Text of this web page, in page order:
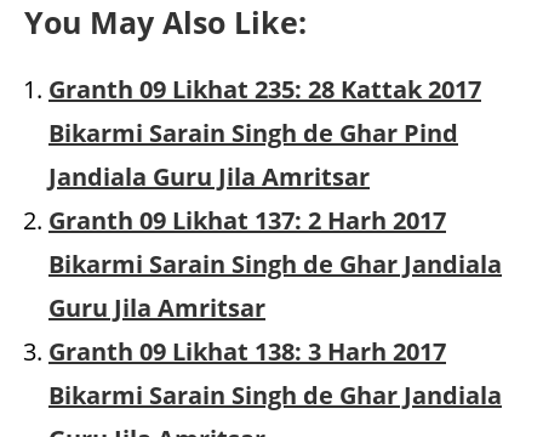
You May Also Like:
Granth 09 Likhat 235: 28 Kattak 2017
Bikarmi Sarain Singh de Ghar Pind
Jandiala Guru Jila Amritsar
Granth 09 Likhat 137: 2 Harh 2017
Bikarmi Sarain Singh de Ghar Jandiala
Guru Jila Amritsar
Granth 09 Likhat 138: 3 Harh 2017
Bikarmi Sarain Singh de Ghar Jandiala